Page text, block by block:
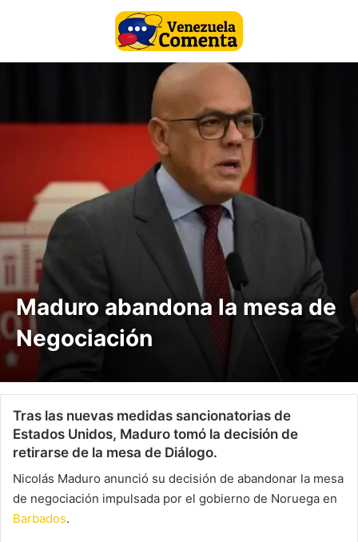
Maduro abandona la mesa de
Negociación
Tras las nuevas medidas sancionatorias de
Estados Unidos, Maduro tomó la decisión de
retirarse de la mesa de Diálogo.
Nicolás Maduro anunció su decisión de abandonar la mesa
de negociación impulsada por el gobierno de Noruega en
Barbados.